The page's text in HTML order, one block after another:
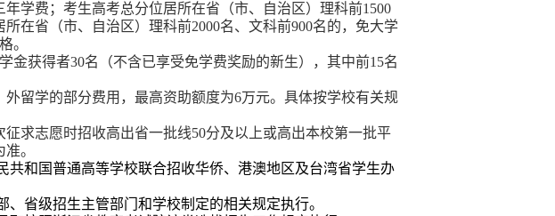
年学费；考生高考总分位居所在省（市、自治区）理科前1500
在省（市、自治区）理科前2000名、文科前900名的，免大学
。
金获得者30名（不含已享受免学费奖励的新生），其中前15名
留学的部分费用，最高资助额度为6万元。具体按学校有关规
征求志愿时招收高出省一批线50分及以上或高出本校第一批平
。
和国普通高等学校联合招收华侨、港澳地区及台湾省学生办
省级招生主管部门和学校制定的相关规定执行。